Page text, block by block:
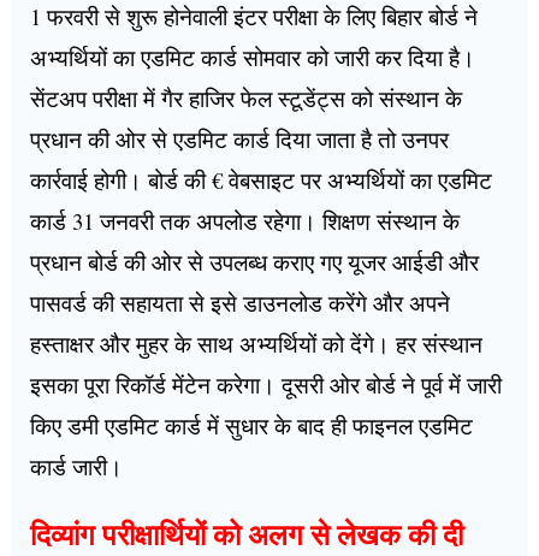
1 फरवरी से शुरू होनेवाली इंटर परीक्षा के लिए बिहार बोर्ड ने
अभ्यर्थियों का एडमिट कार्ड सोमवार को जारी कर दिया है।
सेंटअप परीक्षा में गैर हाजिर फेल स्टूडेंट्स को संस्थान के
प्रधान की ओर से एडमिट कार्ड दिया जाता है तो उनपर
कार्रवाई होगी। बोर्ड की € वेबसाइट पर अभ्यर्थियों का एडमिट
कार्ड 31 जनवरी तक अपलोड रहेगा। शिक्षण संस्थान के
प्रधान बोर्ड की ओर से उपलब्ध कराए गए यूजर आईडी और
पासवर्ड की सहायता से इसे डाउनलोड करेंगे और अपने
हस्ताक्षर और मुहर के साथ अभ्यर्थियों को देंगे। हर संस्थान
इसका पूरा रिकॉर्ड मेंटेन करेगा। दूसरी ओर बोर्ड ने पूर्व में जारी
किए डमी एडमिट कार्ड में सुधार के बाद ही फाइनल एडमिट
कार्ड जारी।
दिव्यांग परीक्षार्थियों को अलग से लेखक की दी